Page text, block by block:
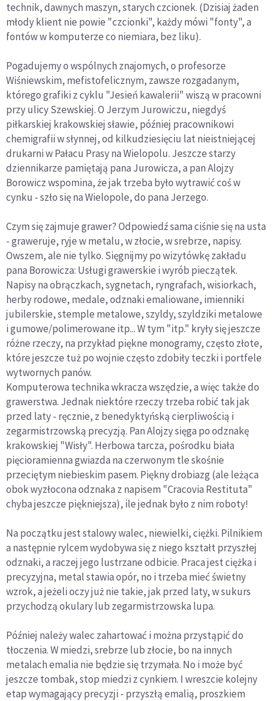
technik, dawnych maszyn, starych czcionek. (Dzisiaj żaden
młody klient nie powie "czcionki", każdy mówi "fonty", a
fontów w komputerze co niemiara, bez liku).
Pogadujemy o wspólnych znajomych, o profesorze
Wiśniewskim, mefistofelicznym, zawsze rozgadanym,
którego grafiki z cyklu "Jesień kawalerii" wiszą w pracowni
przy ulicy Szewskiej. O Jerzym Jurowiczu, niegdyś
piłkarskiej krakowskiej sławie, później pracownikowi
chemigrafii w słynnej, od kilkudziesięciu lat nieistniejącej
drukarni w Pałacu Prasy na Wielopolu. Jeszcze starzy
dziennikarze pamiętają pana Jurowicza, a pan Alojzy
Borowicz wspomina, że jak trzeba było wytrawić coś w
cynku - szło się na Wielopole, do pana Jerzego.
Czym się zajmuje grawer? Odpowiedź sama ciśnie się na usta
- graweruje, ryje w metalu, w złocie, w srebrze, napisy.
Owszem, ale nie tylko. Sięgnijmy po wizytówkę zakładu
pana Borowicza: Usługi grawerskie i wyrób pieczątek.
Napisy na obrączkach, sygnetach, ryngrafach, wisiorkach,
herby rodowe, medale, odznaki emaliowane, imienniki
jubilerskie, stemple metalowe, szyldy, szyldziki metalowe
i gumowe/polimerowane itp... W tym "itp." kryły się jeszcze
różne rzeczy, na przykład piękne monogramy, często złote,
które jeszcze tuż po wojnie często zdobiły teczki i portfele
wytwornych panów.
Komputerowa technika wkracza wszędzie, a więc także do
grawerstwa. Jednak niektóre rzeczy trzeba robić tak jak
przed laty - ręcznie, z benedyktyńską cierpliwością i
zegarmistrzowską precyzją. Pan Alojzy sięga po odznakę
krakowskiej "Wisły". Herbowa tarcza, pośrodku biała
pięcioramienna gwiazda na czerwonym tle skośnie
przeciętym niebieskim pasem. Piękny drobiazg (ale leżąca
obok wyzłocona odznaka z napisem "Cracovia Restituta"
chyba jeszcze piękniejsza), ile jednak było z nim roboty!
Na początku jest stalowy walec, niewielki, ciężki. Pilnikiem
a następnie rylcem wydobywa się z niego kształt przyszłej
odznaki, a raczej jego lustrzane odbicie. Praca jest ciężka i
precyzyjna, metal stawia opór, no i trzeba mieć świetny
wzrok, a jeżeli oczy już nie takie, jak przed laty, w sukurs
przychodzą okulary lub zegarmistrzowska lupa.
Później należy walec zahartować i można przystąpić do
tłoczenia. W miedzi, srebrze lub złocie, bo na innych
metalach emalia nie będzie się trzymała. No i może być
jeszcze tombak, stop miedzi z cynkiem. I wreszcie kolejny
etap wymagający precyzji - przyszłą emalią, proszkiem